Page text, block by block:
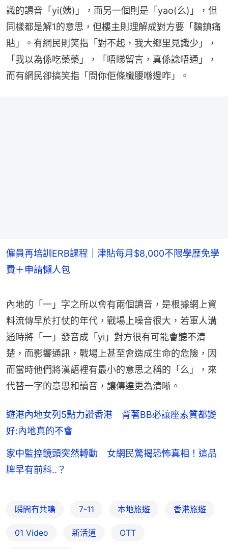
識的讀音「yi(姨)」，而另一個則是「yao(么)」，但
同樣都是解1的意思，但樓主則理解成對方要「黐鎮痛
貼」。有網民則笑指「對不起，我大鄉里見識少」，
「我以為係吃藥藥」，「唔睇留言，真係諗唔通」，
而有網民卻搞笑指「問你佢條纖腰喺邊咋」。
僱員再培訓ERB課程｜津貼每月$8,000不限學歴免學
費＋申請懶人包
內地的「一」字之所以會有兩個讀音，是根據網上資
料流傳早於打仗的年代，戰場上噪音很大，若軍人溝
通時將「一」發音成「yi」對方很有可能會聽不清
楚，而影響通訊，戰場上甚至會造成生命的危險，因
而當時他們將漢語裡有最小的意思之稱的「么」，來
代替一字的意思和讀音，讓傳達更為清晰。
遊港內地女列5點力讚香港 背著BB必讓座素質都變
好:內地真的不會
家中監控鏡頭突然轉動 女網民驚揭恐怖真相！這品
牌早有前科..？
瞬間有共鳴 7-11 本地旅遊 香港旅遊
01 Video 新活道 OTT